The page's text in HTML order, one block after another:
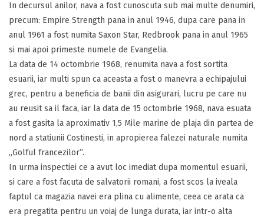
In decursul anilor, nava a fost cunoscuta sub mai multe denumiri,
precum: Empire Strength pana in anul 1946, dupa care pana in
anul 1961 a fost numita Saxon Star, Redbrook pana in anul 1965
si mai apoi primeste numele de Evangelia.
La data de 14 octombrie 1968, renumita nava a fost sortita
esuarii, iar multi spun ca aceasta a fost o manevra a echipajului
grec, pentru a beneficia de banii din asigurari, lucru pe care nu
au reusit sa il faca, iar la data de 15 octombrie 1968, nava esuata
a fost gasita la aproximativ 1,5 Mile marine de plaja din partea de
nord a statiunii Costinesti, in apropierea falezei naturale numita
„Golful francezilor”.
In urma inspectiei ce a avut loc imediat dupa momentul esuarii,
si care a fost facuta de salvatorii romani, a fost scos la iveala
faptul ca magazia navei era plina cu alimente, ceea ce arata ca
era pregatita pentru un voiaj de lunga durata, iar intr-o alta